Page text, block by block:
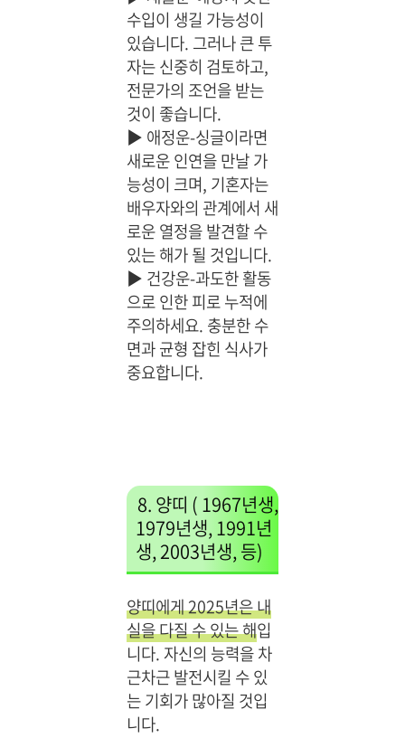
수입이 생길 가능성이
있습니다. 그러나 큰 투
자는 신중히 검토하고,
전문가의 조언을 받는
것이 좋습니다.
▶ 애정운-싱글이라면
새로운 인연을 만날 가
능성이 크며, 기혼자는
배우자와의 관계에서 새
로운 열정을 발견할 수
있는 해가 될 것입니다.
▶ 건강운-과도한 활동
으로 인한 피로 누적에
주의하세요. 충분한 수
면과 균형 잡힌 식사가
중요합니다.
8. 양띠 ( 1967년생,
1979년생, 1991년
생, 2003년생, 등)
양띠에게 2025년은 내
실을 다질 수 있는 해입
니다. 자신의 능력을 차
근차근 발전시킬 수 있
는 기회가 많아질 것입
니다.